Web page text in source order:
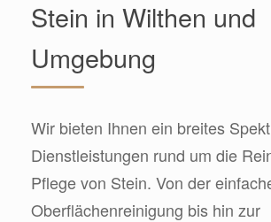
Stein in Wilthen und
Umgebung
Wir bieten Ihnen ein breites
Dienstleistungen rund um die
Pflege von Stein. Von der
Oberflächenreinigung bis hin zur